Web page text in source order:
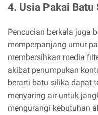
4. Usia Pakai Batu
Pencucian berkala juga
memperpanjang umur
membersihkan media
akibat penumpukan
berarti batu silika dapat
menyaring air untuk
mengurangi kebutuhan